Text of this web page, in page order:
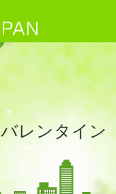
バレンタイン